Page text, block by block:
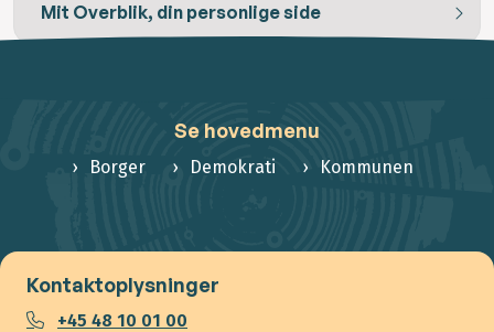
Mit Overblik, din personlige side
Se hovedmenu
Borger Demokrati Kommunen
Kontaktoplysninger
+45 48 10 01 00